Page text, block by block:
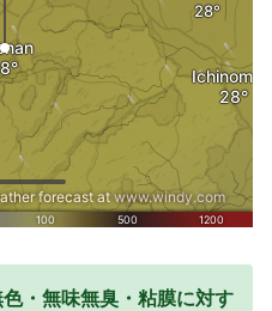
・無味無臭・粘膜に対す